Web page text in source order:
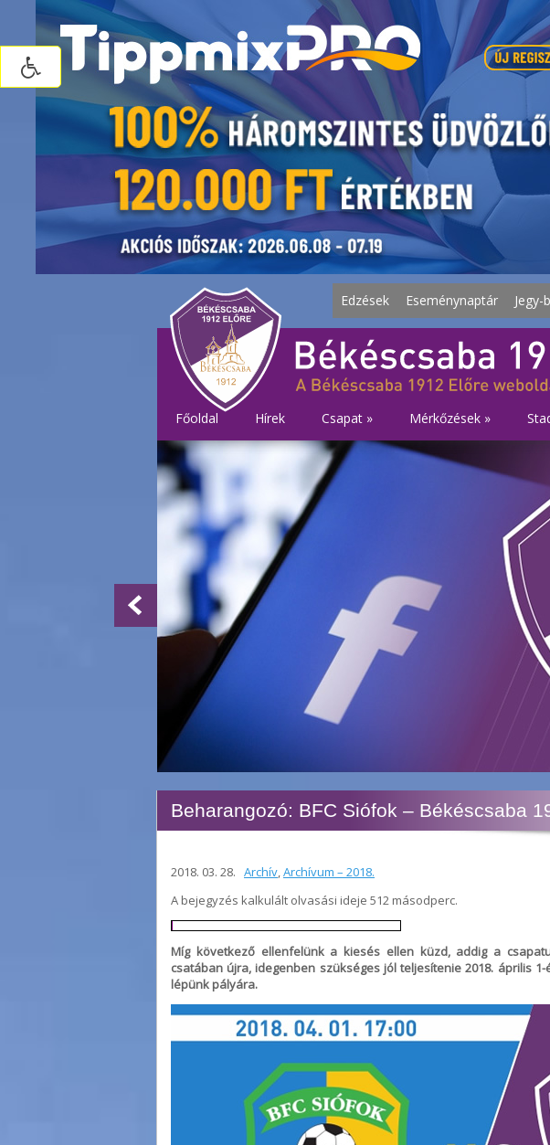
Edzések Eseménynaptár Jegy-
Főoldal Hírek Csapat » Mérkőzések »
Beharangozó: BFC Siófok – Békéscsaba
2018. 03. 28. Archív,Archívum – 2018.
A bejegyzés kalkulált olvasási ideje 512 másodperc.
Míg következő ellenfelünk a kiesés ellen küzd, addig a
csatában újra, idegenben szükséges jól teljesítenie 2018. április
lépünk pályára.